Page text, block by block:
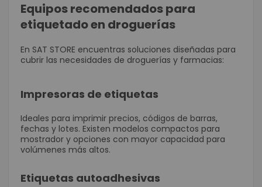
Equipos recomendados para
etiquetado en droguerías
En SAT STORE encuentras soluciones diseñadas para
cubrir las necesidades de droguerías y farmacias:
Impresoras de etiquetas
Ideales para imprimir precios, códigos de barras,
fechas y lotes. Existen modelos compactos para
mostrador y opciones con mayor capacidad para
volúmenes más altos.
Etiquetas autoadhesivas